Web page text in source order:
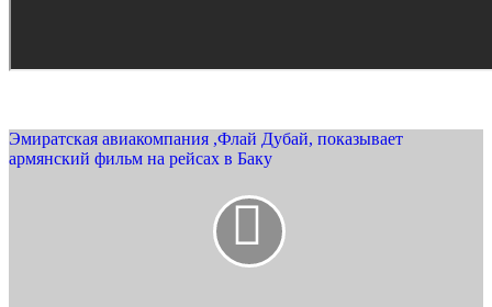
Эмиратская авиакомпания ,Флай Дубай, показывает
армянский фильм на рейсах в Баку